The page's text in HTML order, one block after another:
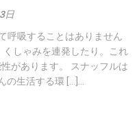
日
呼吸することはありません
しゃみを連発したり。これ
があります。 スナッフルは
生活する環 […]...